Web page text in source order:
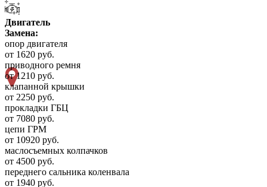
Двигатель
Замена:
опор двигателя
от 1620 руб.
приводного ремня
от 1210 руб.
клапанной крышки
от 2250 руб.
прокладки ГБЦ
от 7080 руб.
цепи ГРМ
от 10920 руб.
маслосъемных колпачков
от 4500 руб.
переднего сальника коленвала
от 1940 руб.